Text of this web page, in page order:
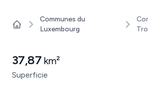
Communes du
Luxembourg
Superficie
37,87 km²